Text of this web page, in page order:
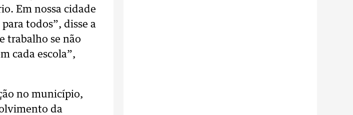
Em nossa cidade
todos”, disse a
trabalho se não
cada escola”,
no município,
da